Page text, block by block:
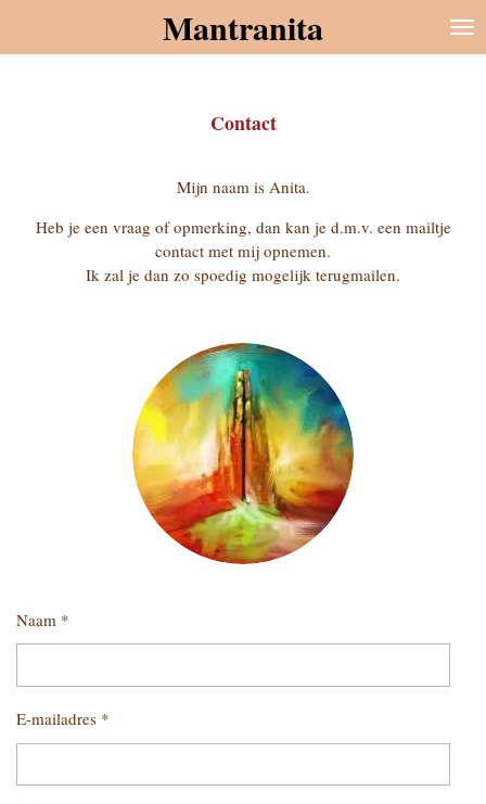
Mantranita
Contact
Mijn naam is Anita.
Heb je een vraag of opmerking, dan kan je d.m.v. een mailtje
contact met mij opnemen.
Ik zal je dan zo spoedig mogelijk terugmailen.
Naam *
E-mailadres *